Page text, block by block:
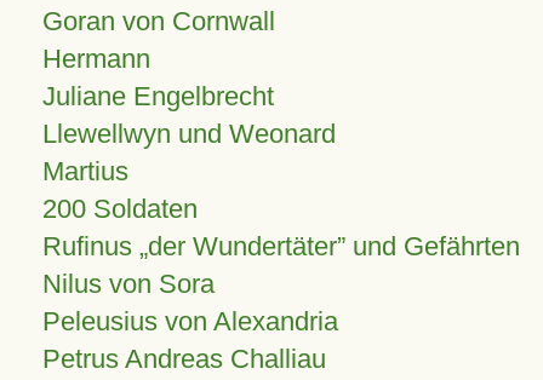
Goran von Cornwall
Hermann
Juliane Engelbrecht
Llewellwyn und Weonard
Martius
200 Soldaten
Rufinus „der Wundertäter” und Gefährten
Nilus von Sora
Peleusius von Alexandria
Petrus Andreas Challiau